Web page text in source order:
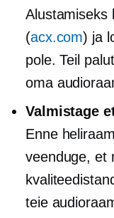
Alustamiseks
(acx.com) ja
pole. Teil
oma
Valmistage
Enne
veenduge, et
teie